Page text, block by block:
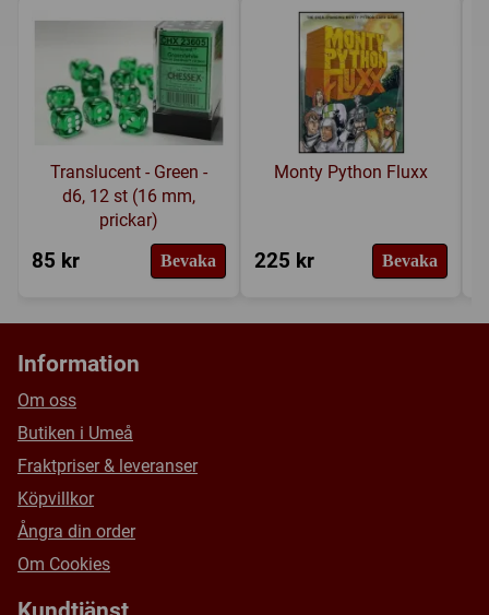
Valley games
Länkar: Regler, Tillverkarens hemsida ,
BoardGameGeek
Försälj. rank:7571/18137
Translucent - Green -
d6, 12 st (16 mm,
prickar)
85 kr Bevaka
Monty Python Fluxx
225 kr Bevaka
Information
Om oss
Butiken i Umeå
Fraktpriser & leveranser
Köpvillkor
Ångra din order
Om Cookies